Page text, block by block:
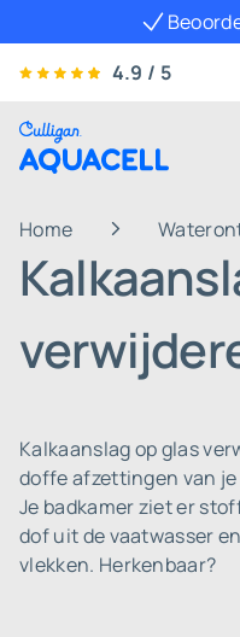
4.9 / 5
Home
Kalkaanslag op glas
doffe afzettingen van
Je badkamer ziet er
dof uit de vaatwasser
vlekken. Herkenbaar?